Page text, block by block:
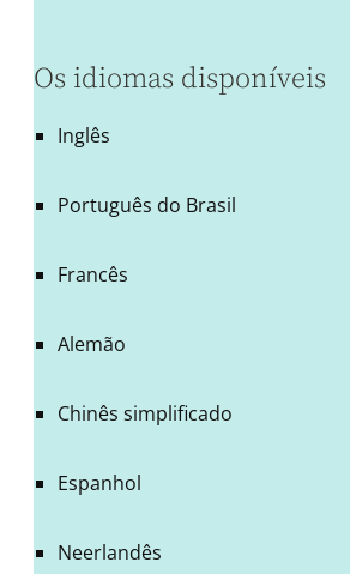
Os idiomas disponíveis
Inglês
Português do Brasil
Francês
Alemão
Chinês simplificado
Espanhol
Neerlandês